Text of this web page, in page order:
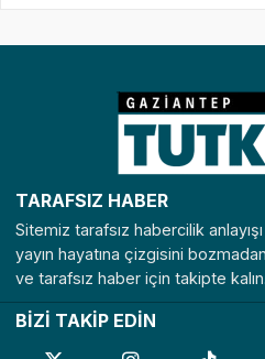
TARAFSIZ HABER
Sitemiz tarafsız habercilik anlayışı
yayın hayatına çizgisini
ve tarafsız haber için takipte kalın.
BİZİ TAKİP EDİN